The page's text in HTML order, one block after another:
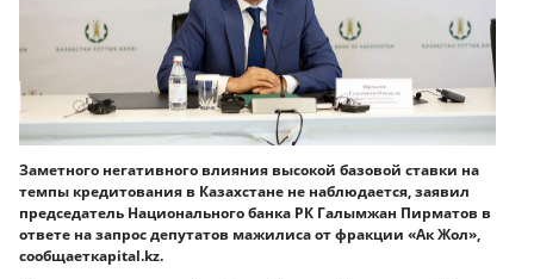
Заметного негативного влияния высокой базовой ставки на
темпы кредитования в Казахстане не наблюдается, заявил
председатель Национального банка РК Галымжан Пирматов в
ответе на запрос депутатов мажилиса от фракции «Ак Жол»,
сообщаеткapital.kz.